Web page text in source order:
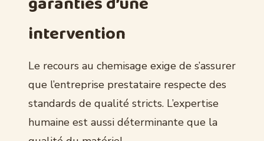
intervention
Le recours au chemisage exige de s’assurer
que l’entreprise prestataire respecte des
standards de qualité stricts. L’expertise
humaine est aussi déterminante que la